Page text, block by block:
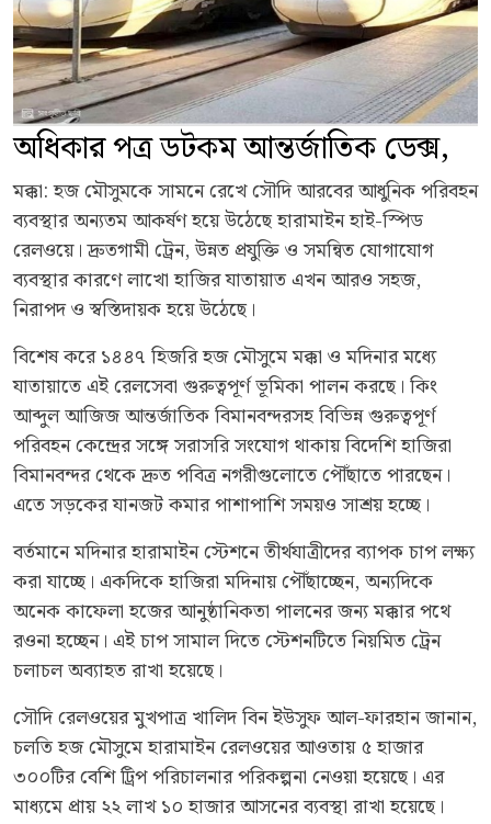
অধিকার পত্র ডটকম আন্তর্জাতিক ডেক্স,
মক্কা: হজ মৌসুমকে সামনে রেখে সৌদি আরবের আধুনিক পরিবহন
ব্যবস্থার অন্যতম আকর্ষণ হয়ে উঠেছে হারামাইন হাই-স্পিড
রেলওয়ে। দ্রুতগামী ট্রেন, উন্নত প্রযুক্তি ও সমন্বিত যোগাযোগ
ব্যবস্থার কারণে লাখো হাজির যাতায়াত এখন আরও সহজ,
নিরাপদ ও স্বস্তিদায়ক হয়ে উঠেছে।
বিশেষ করে ১৪৪৭ হিজরি হজ মৌসুমে মক্কা ও মদিনার মধ্যে
যাতায়াতে এই রেলসেবা গুরুত্বপূর্ণ ভূমিকা পালন করছে। কিং
আব্দুল আজিজ আন্তর্জাতিক বিমানবন্দরসহ বিভিন্ন গুরুত্বপূর্ণ
পরিবহন কেন্দ্রের সঙ্গে সরাসরি সংযোগ থাকায় বিদেশি হাজিরা
বিমানবন্দর থেকে দ্রুত পবিত্র নগরীগুলোতে পৌঁছাতে পারছেন।
এতে সড়কের যানজট কমার পাশাপাশি সময়ও সাশ্রয় হচ্ছে।
বর্তমানে মদিনার হারামাইন স্টেশনে তীর্থযাত্রীদের ব্যাপক চাপ লক্ষ্য
করা যাচ্ছে। একদিকে হাজিরা মদিনায় পৌঁছাচ্ছেন, অন্যদিকে
অনেক কাফেলা হজের আনুষ্ঠানিকতা পালনের জন্য মক্কার পথে
রওনা হচ্ছেন। এই চাপ সামাল দিতে স্টেশনটিতে নিয়মিত ট্রেন
চলাচল অব্যাহত রাখা হয়েছে।
সৌদি রেলওয়ের মুখপাত্র খালিদ বিন ইউসুফ আল-ফারহান জানান,
চলতি হজ মৌসুমে হারামাইন রেলওয়ের আওতায় ৫ হাজার
৩০০টির বেশি ট্রিপ পরিচালনার পরিকল্পনা নেওয়া হয়েছে। এর
মাধ্যমে প্রায় ২২ লাখ ১০ হাজার আসনের ব্যবস্থা রাখা হয়েছে।